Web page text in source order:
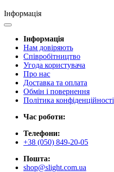
Інформація
Інформація
Нам довіряють
Співробітництво
Угода користувача
Про нас
Доставка та оплата
Обмін і повернення
Політика конфіденційності
Час роботи:
Телефони:
+38 (050) 849-20-05
Пошта:
shop@slight.com.ua